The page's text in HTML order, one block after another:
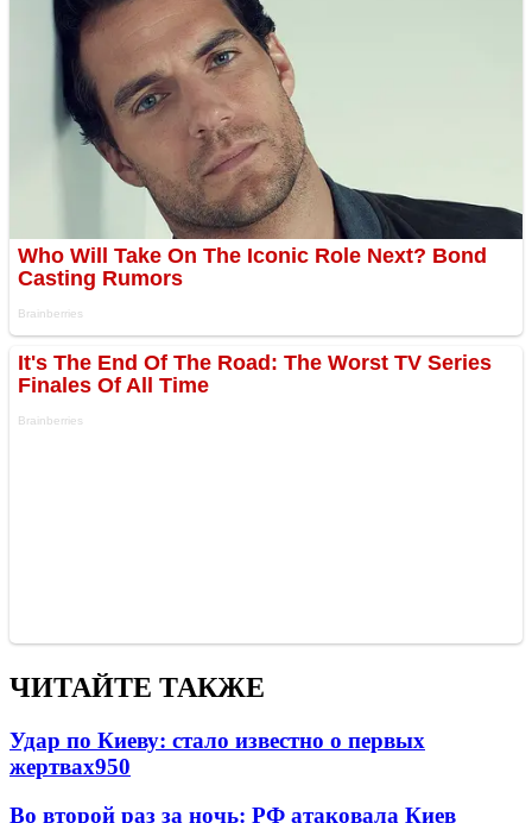
ЧИТАЙТЕ ТАКЖЕ
Удар по Киеву: стало известно о первых
жертвах950
Во второй раз за ночь: РФ атаковала Киев